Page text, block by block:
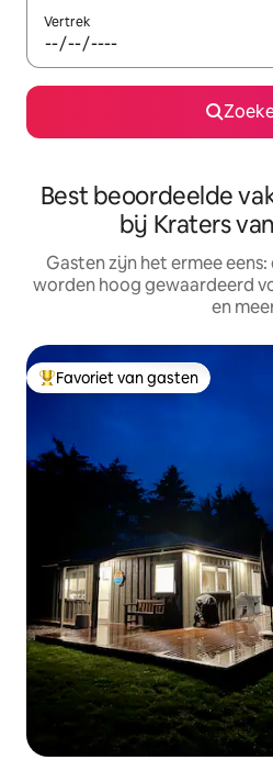
Vertrek
Best beoordeelde
bij Kraters
Gasten zijn het ermee
worden hoog gewaardeerd
en
Topfavoriet van gasten
Favoriet van gasten